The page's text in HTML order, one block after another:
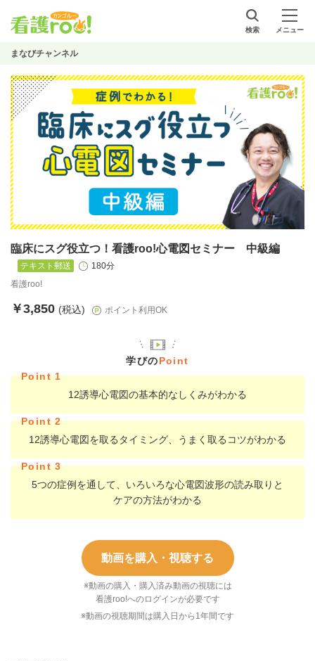
検索 メニュー
まなびチャンネル
臨床にスグ役立つ！看護roo!心電図セミナー 中級編
テキスト郵送
180分
看護roo!
￥3,850 (税込) ポイント利用OK
学びのPoint
Point 1
12誘導心電図の基本的なしくみがわかる
Point 2
12誘導心電図を取るタイミング、うまく取るコツがわかる
Point 3
5つの症例を通して、いろいろな心電図波形の読み取りと
ケアの方法がわかる
動画を購入・視聴する
※動画の購入・購入済み動画の視聴には
看護roo!へのログインが必要です
※動画の視聴期間は購入日から1年間です